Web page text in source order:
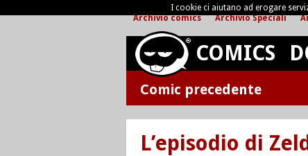
Archivio comics Archivio Speciali
COMICS
Comic precedente
L’episodio di
I cookie ci aiutano ad erogare